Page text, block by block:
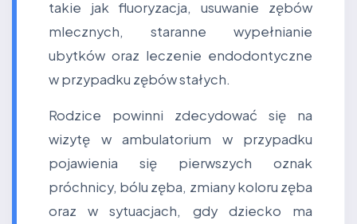
takie jak fluoryzacja, usuwanie zębów
mlecznych, staranne wypełnianie
ubytków oraz leczenie endodontyczne
w przypadku zębów stałych.
Rodzice powinni zdecydować się na
wizytę w ambulatorium w przypadku
pojawienia się pierwszych oznak
próchnicy, bólu zęba, zmiany koloru zęba
oraz w sytuacjach, gdy dziecko ma